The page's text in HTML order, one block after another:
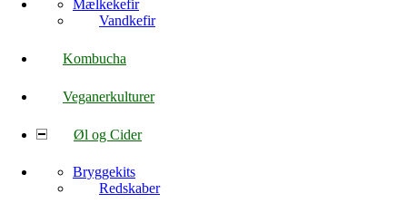
Mælkekefir
Vandkefir
Kombucha
Veganerkulturer
Øl og Cider
Bryggekits
Redskaber